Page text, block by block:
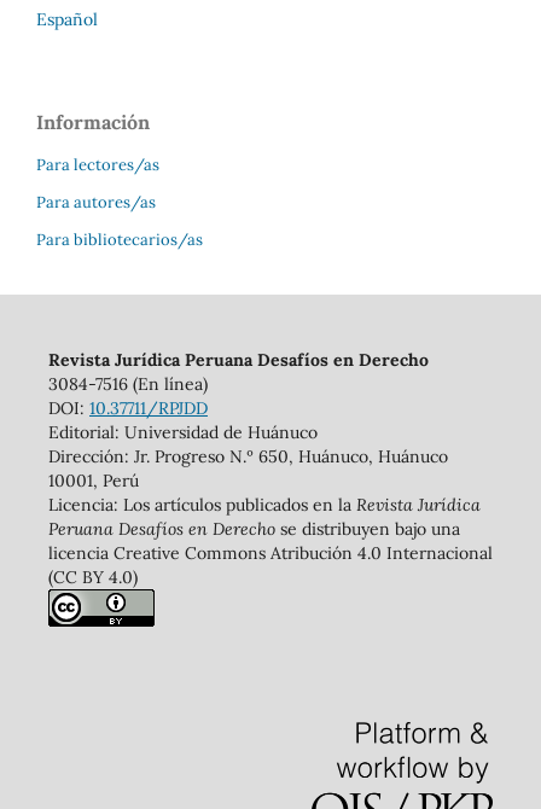
Español
Información
Para lectores/as
Para autores/as
Para bibliotecarios/as
Revista Jurídica Peruana Desafíos en Derecho
3084-7516 (En línea)
DOI: 10.37711/RPJDD
Editorial: Universidad de Huánuco
Dirección: Jr. Progreso N.º 650, Huánuco, Huánuco
10001, Perú
Licencia: Los artículos publicados en la Revista Jurídica
Peruana Desafíos en Derechose distribuyen bajo una
licencia Creative Commons Atribución 4.0 Internacional
(CC BY 4.0)